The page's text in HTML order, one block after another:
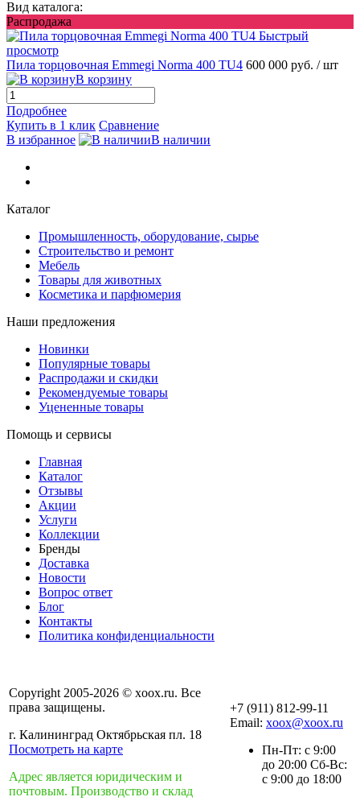
Вид каталога:
Распродажа
Быстрый
просмотр
Пила торцовочная Emmegi Norma 400 TU4 600 000 руб. / шт
В корзину
Подробнее
Купить в 1 клик Сравнение
В избранное
В наличии
Каталог
Промышленность, оборудование, сырье
Строительство и ремонт
Мебель
Товары для животных
Косметика и парфюмерия
Наши предложения
Новинки
Популярные товары
Распродажи и скидки
Рекомендуемые товары
Уцененные товары
Помощь и сервисы
Главная
Каталог
Отзывы
Акции
Услуги
Коллекции
Бренды
Доставка
Новости
Вопрос ответ
Блог
Контакты
Политика конфиденциальности
Copyright 2005-2026 © xoox.ru. Все
права защищены.
г. Калининград Октябрьская пл. 18
Посмотреть на карте
Адрес является юридическим и
почтовым. Производство и склад
+7 (911) 812-99-11
Email: xoox@xoox.ru
Пн-Пт: с 9:00
до 20:00 Сб-Вс:
с 9:00 до 18:00